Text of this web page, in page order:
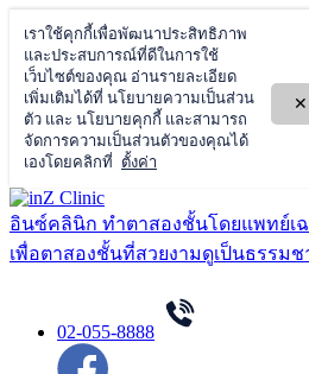
Skip
to
content
อินซ์คลินิก ทำตาสองชั้นโดยแพทย์เ
เพื่อตาสองชั้นที่สวยงามดูเป็นธรรมช
02-055-8888